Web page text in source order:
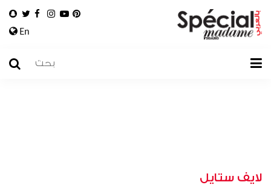
En
لايف ستايل